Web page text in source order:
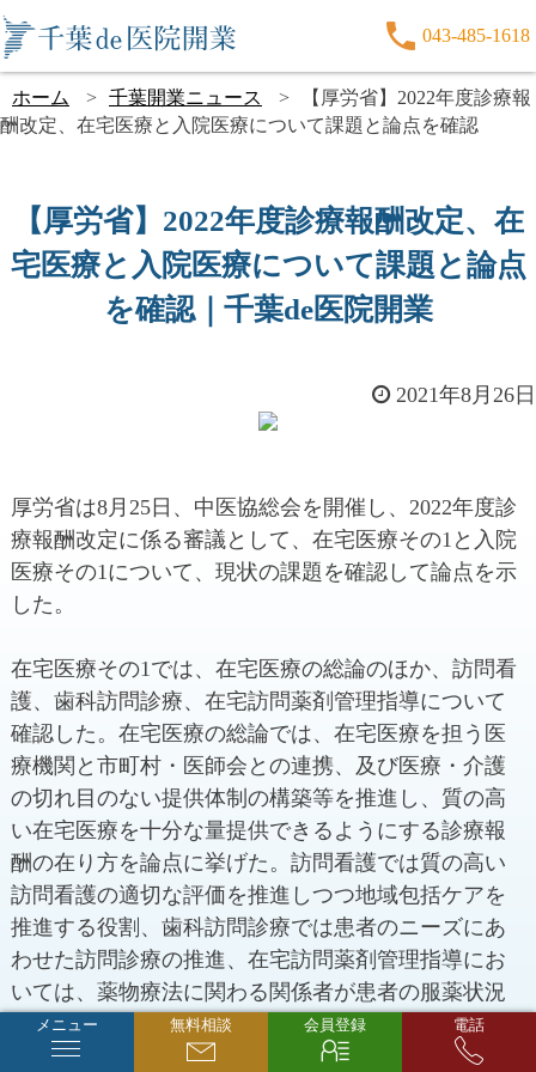
043-485-1618
ホーム 千葉開業ニュース
【厚労省】2022年度診療報
酬改定、在宅医療と入院医療について課題と論点を確認
【厚労省】2022年度診療報酬改定、在
宅医療と入院医療について課題と論点
を確認｜千葉de医院開業
2021年8月26日
厚労省は8月25日、中医協総会を開催し、2022年度診
療報酬改定に係る審議として、在宅医療その1と入院
医療その1について、現状の課題を確認して論点を示
した。
在宅医療その1では、在宅医療の総論のほか、訪問看
護、歯科訪問診療、在宅訪問薬剤管理指導について
確認した。在宅医療の総論では、在宅医療を担う医
療機関と市町村・医師会との連携、及び医療・介護
の切れ目のない提供体制の構築等を推進し、質の高
い在宅医療を十分な量提供できるようにする診療報
酬の在り方を論点に挙げた。訪問看護では質の高い
訪問看護の適切な評価を推進しつつ地域包括ケアを
推進する役割、歯科訪問診療では患者のニーズにあ
わせた訪問診療の推進、在宅訪問薬剤管理指導にお
いては、薬物療法に関わる関係者が患者の服薬状況
等の情報を共有しながら、最適な薬学的管理やそれ
に基づく指導を実施し、在宅患者が有効で安全な薬
メニュー 無料相談 会員登録 電話